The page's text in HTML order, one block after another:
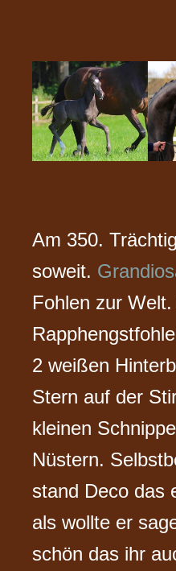
Am 350.
soweit.
Fohlen zur Welt.
2 weißen
Stern auf der
kleinen
Nüstern.
stand Deco das
als wollte er
schön das ihr